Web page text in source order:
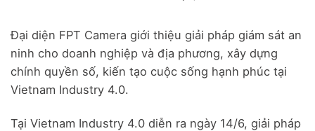
Đại diện FPT Camera giới thiệu giải pháp giám sát an
ninh cho doanh nghiệp và địa phương, xây dựng
chính quyền số, kiến tạo cuộc sống hạnh phúc tại
Vietnam Industry 4.0.
Tại Vietnam Industry 4.0 diễn ra ngày 14/6, giải pháp